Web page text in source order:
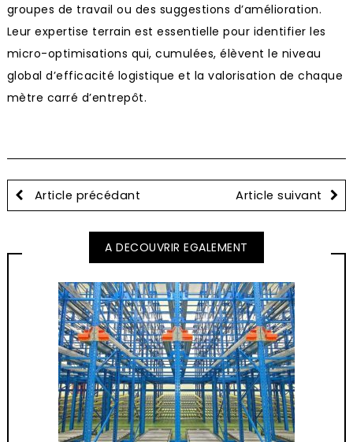
groupes de travail ou des suggestions d’amélioration.
Leur expertise terrain est essentielle pour identifier les
micro-optimisations qui, cumulées, élèvent le niveau
global d’efficacité logistique et la valorisation de chaque
mètre carré d’entrepôt.
Article précédant Article suivant
A DECOUVRIR EGALEMENT